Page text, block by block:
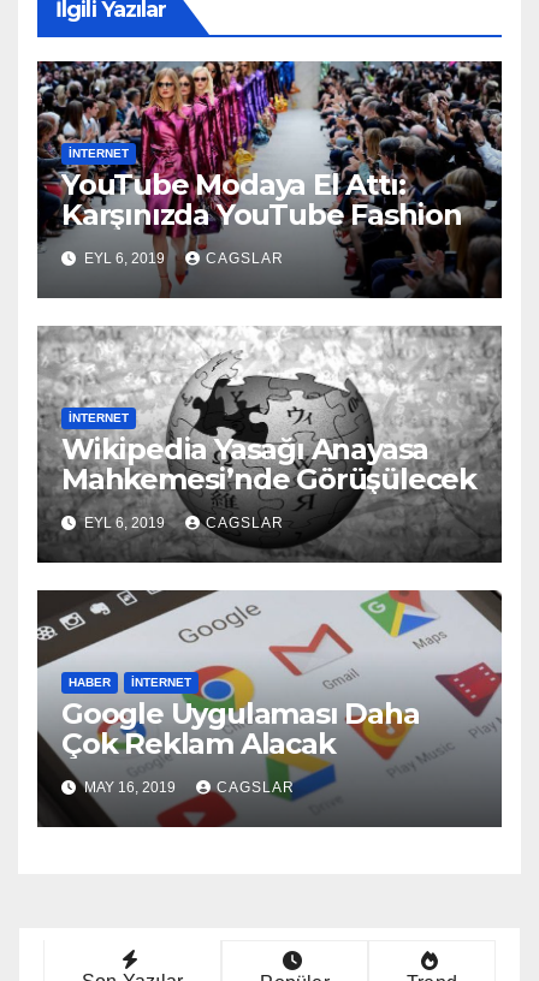
İlgili Yazılar
İNTERNET
YouTube Modaya El Attı:
Karşınızda YouTube Fashion
EYL 6, 2019 CAGSLAR
İNTERNET
Wikipedia Yasağı Anayasa
Mahkemesi’nde Görüşülecek
EYL 6, 2019 CAGSLAR
HABER İNTERNET
Google Uygulaması Daha
Çok Reklam Alacak
MAY 16, 2019 CAGSLAR